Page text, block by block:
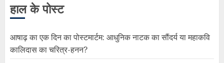
हाल के पोस्ट
आषाढ़ का एक दिन का पोस्टमार्टम: आधुनिक नाटक का सौंदर्य या महाकवि
कालिदास का चरित्र-हनन?